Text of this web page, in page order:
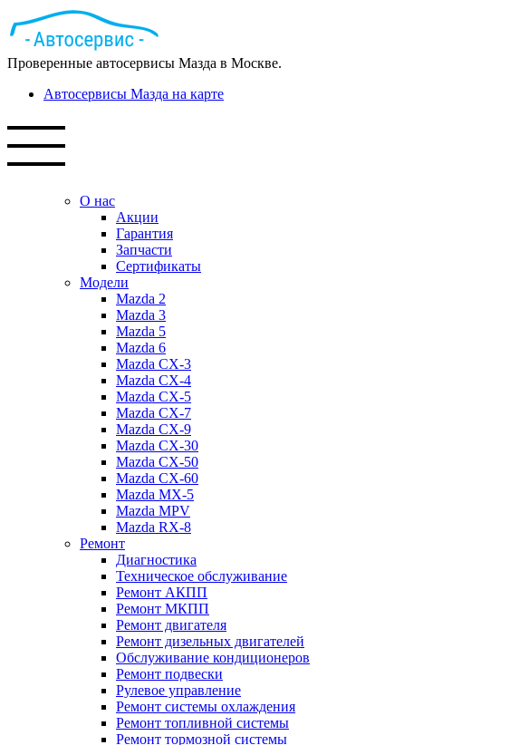
Проверенные автосервисы Мазда в Москве.
Автосервисы Мазда на карте
О нас
Акции
Гарантия
Запчасти
Сертификаты
Модели
Mazda 2
Mazda 3
Mazda 5
Mazda 6
Mazda СХ-3
Mazda СХ-4
Mazda СХ-5
Mazda CX-7
Mazda CX-9
Mazda CX-30
Mazda СХ-50
Mazda СХ-60
Mazda MX-5
Mazda MPV
Mazda RX-8
Ремонт
Диагностика
Техническое обслуживание
Ремонт АКПП
Ремонт МКПП
Ремонт двигателя
Ремонт дизельных двигателей
Обслуживание кондиционеров
Ремонт подвески
Рулевое управление
Ремонт системы охлаждения
Ремонт топливной системы
Ремонт тормозной системы